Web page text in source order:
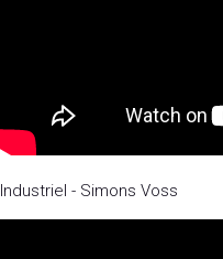
Industriel - Simons Voss